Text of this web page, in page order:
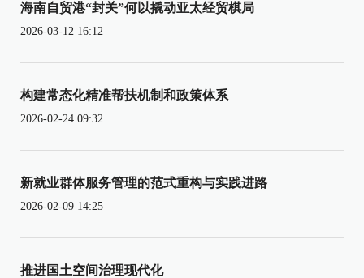
海南自贸港“封关”何以撬动亚太经贸棋局
2026-03-12 16:12
构建常态化精准帮扶机制和政策体系
2026-02-24 09:32
新就业群体服务管理的范式重构与实践进路
2026-02-09 14:25
推进国土空间治理现代化